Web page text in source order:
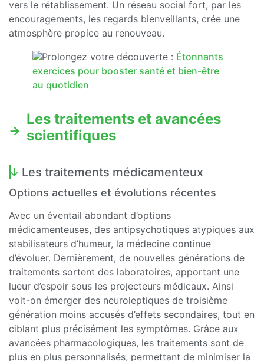
vers le rétablissement. Un réseau social fort, par les
encouragements, les regards bienveillants, crée une
atmosphère propice au renouveau.
Prolongez votre découverte : Étonnants
exercices pour booster santé et bien-être
au quotidien
Les traitements et avancées
scientifiques
Les traitements médicamenteux
Options actuelles et évolutions récentes
Avec un éventail abondant d’options
médicamenteuses, des antipsychotiques atypiques aux
stabilisateurs d’humeur, la médecine continue
d’évoluer. Dernièrement, de nouvelles générations de
traitements sortent des laboratoires, apportant une
lueur d’espoir sous les projecteurs médicaux. Ainsi
voit-on émerger des neuroleptiques de troisième
génération moins accusés d’effets secondaires, tout en
ciblant plus précisément les symptômes. Grâce aux
avancées pharmacologiques, les traitements sont de
plus en plus personnalisés, permettant de minimiser la